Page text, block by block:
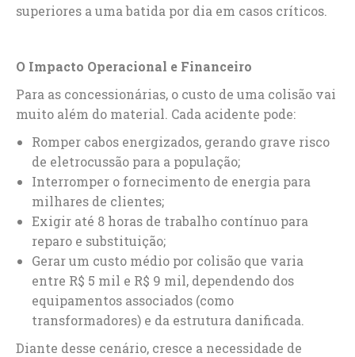
superiores a uma batida por dia em casos críticos.
O Impacto Operacional e Financeiro
Para as concessionárias, o custo de uma colisão vai
muito além do material. Cada acidente pode:
Romper cabos energizados, gerando grave risco
de eletrocussão para a população;
Interromper o fornecimento de energia para
milhares de clientes;
Exigir até 8 horas de trabalho contínuo para
reparo e substituição;
Gerar um custo médio por colisão que varia
entre R$ 5 mil e R$ 9 mil, dependendo dos
equipamentos associados (como
transformadores) e da estrutura danificada.
Diante desse cenário, cresce a necessidade de